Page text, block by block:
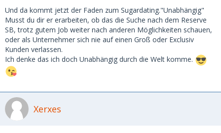
Und da kommt jetzt der Faden zum Sugardating."Unabhängig"
Musst du dir er erarbeiten, ob das die Suche nach dem Reserve
SB, trotz gutem Job weiter nach anderen Möglichkeiten schauen,
oder als Unternehmer sich nie auf einen Groß oder Exclusiv
Kunden verlassen.
Ich denke das ich doch Unabhängig durch die Welt komme.
Xerxes